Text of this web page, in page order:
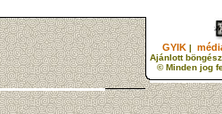
GYIK |
Ajánlott
© Minden jog